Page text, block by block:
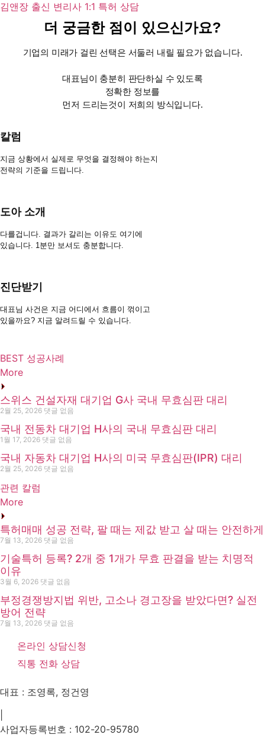
김앤장 출신 변리사 1:1 특허 상담
더 궁금한 점이 있으신가요?
기업의 미래가 걸린 선택은 서둘러 내릴 필요가 없습니다.
대표님이 충분히 판단하실 수 있도록
정확한 정보를
먼저 드리는것이 저희의 방식입니다.
칼럼
지금 상황에서 실제로 무엇을 결정해야 하는지
전략의 기준을 드립니다.
도아 소개
다를겁니다. 결과가 갈리는 이유도 여기에
있습니다. 1분만 보셔도 충분합니다.
진단받기
대표님 사건은 지금 어디에서 흐름이 꺾이고
있을까요? 지금 알려드릴 수 있습니다.
BEST 성공사례
More
스위스 건설자재 대기업 G사 국내 무효심판 대리
2월 25, 2026 댓글 없음
국내 전동차 대기업 H사의 국내 무효심판 대리
1월 17, 2026 댓글 없음
국내 자동차 대기업 H사의 미국 무효심판(IPR) 대리
2월 25, 2026 댓글 없음
관련 칼럼
More
특허매매 성공 전략, 팔 때는 제값 받고 살 때는 안전하게
7월 13, 2026 댓글 없음
기술특허 등록? 2개 중 1개가 무효 판결을 받는 치명적
이유
3월 6, 2026 댓글 없음
부정경쟁방지법 위반, 고소나 경고장을 받았다면? 실전
방어 전략
7월 13, 2026 댓글 없음
온라인 상담신청
직통 전화 상담
대표 : 조영록, 정건영
사업자등록번호 : 102-20-95780